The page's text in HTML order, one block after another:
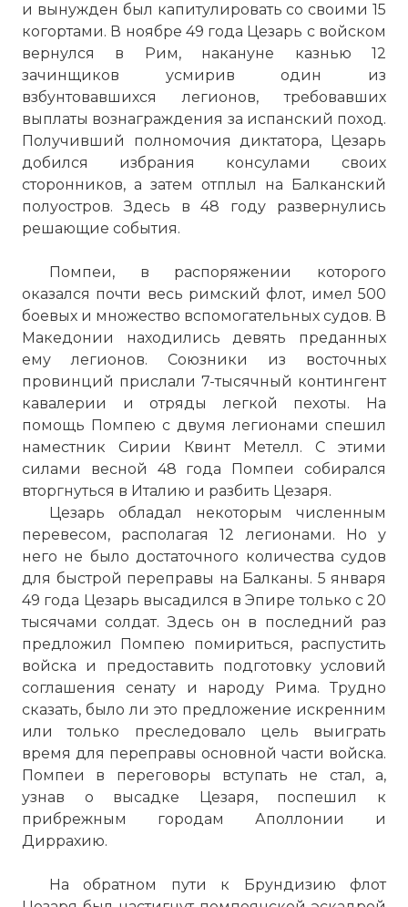
и вынужден был капитулировать со своими 15
когортами. В ноябре 49 года Цезарь с войском
вернулся в Рим, накануне казнью 12
зачинщиков усмирив один из
взбунтовавшихся легионов, требовавших
выплаты вознаграждения за испанский поход.
Получивший полномочия диктатора, Цезарь
добился избрания консулами своих
сторонников, а затем отплыл на Балканский
полуостров. Здесь в 48 году развернулись
решающие события.
Помпеи, в распоряжении которого
оказался почти весь римский флот, имел 500
боевых и множество вспомогательных судов. В
Македонии находились девять преданных
ему легионов. Союзники из восточных
провинций прислали 7-тысячный контингент
кавалерии и отряды легкой пехоты. На
помощь Помпею с двумя легионами спешил
наместник Сирии Квинт Метелл. С этими
силами весной 48 года Помпеи собирался
вторгнуться в Италию и разбить Цезаря.
Цезарь обладал некоторым численным
перевесом, располагая 12 легионами. Но у
него не было достаточного количества судов
для быстрой переправы на Балканы. 5 января
49 года Цезарь высадился в Эпире только с 20
тысячами солдат. Здесь он в последний раз
предложил Помпею помириться, распустить
войска и предоставить подготовку условий
соглашения сенату и народу Рима. Трудно
сказать, было ли это предложение искренним
или только преследовало цель выиграть
время для переправы основной части войска.
Помпеи в переговоры вступать не стал, а,
узнав о высадке Цезаря, поспешил к
прибрежным городам Аполлонии и
Диррахию.
На обратном пути к Брундизию флот